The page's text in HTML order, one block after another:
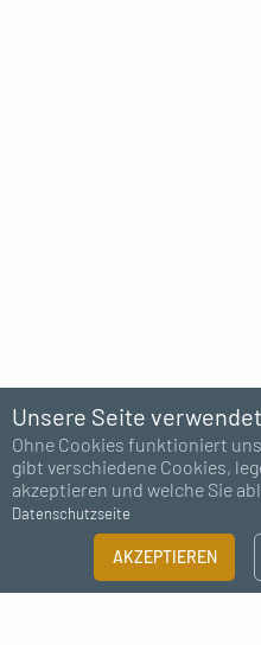
Unsere Seite
Ohne Cookies funktioniert
gibt verschiedene Cookies,
akzeptieren und welche Sie
Datenschutzseite
AKZEPTIEREN